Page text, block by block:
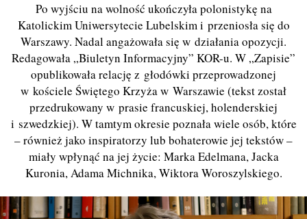
Po wyjściu na wolność ukończyła polonistykę na
Katolickim Uniwersytecie Lubelskim i przeniosła się do
Warszawy. Nadal angażowała się w działania opozycji.
Redagowała „Biuletyn Informacyjny” KOR-u. W „Zapisie”
opublikowała relację z głodówki przeprowadzonej
w kościele Świętego Krzyża w Warszawie (tekst został
przedrukowany w prasie francuskiej, holenderskiej
i szwedzkiej). W tamtym okresie poznała wiele osób, które
– również jako inspiratorzy lub bohaterowie jej tekstów –
miały wpłynąć na jej życie: Marka Edelmana, Jacka
Kuronia, Adama Michnika, Wiktora Woroszylskiego.